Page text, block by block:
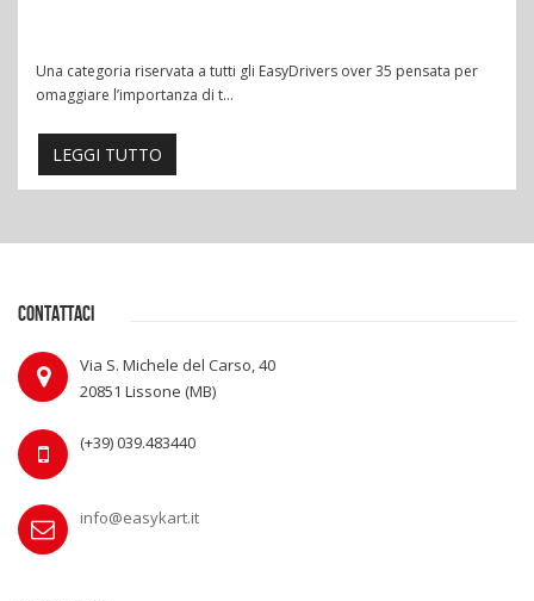
Una categoria riservata a tutti gli EasyDrivers over 35 pensata per
omaggiare l’importanza di t...
LEGGI TUTTO
CONTATTACI
Via S. Michele del Carso, 40
20851 Lissone (MB)
(+39) 039.483440
info@easykart.it